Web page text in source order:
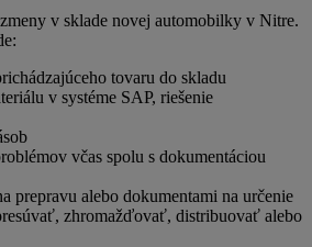
v sklade novej automobilky v Nitre.
tovaru do skladu
v systéme SAP, riešenie
včas spolu s dokumentáciou
prepravu alebo dokumentami na určenie
zhromažďovať, distribuovať alebo